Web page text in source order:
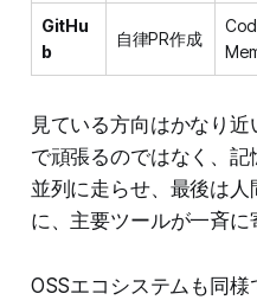
GitHu
b
自律PR作成
見ている方向はかなり
で頑張るのではなく、記
並列に走らせ、最後は
に、主要ツールが一斉に
OSSエコシステムも同様